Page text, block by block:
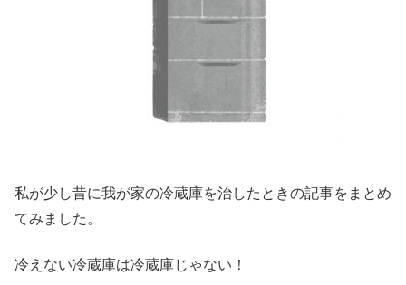
私が少し昔に我が家の冷蔵庫を治したときの記事をまとめ
てみました。
冷えない冷蔵庫は冷蔵庫じゃない！